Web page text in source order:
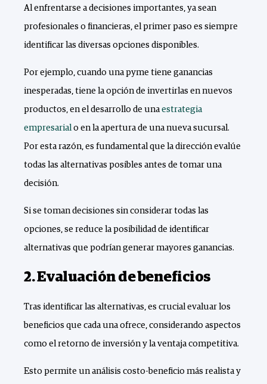
Al enfrentarse a decisiones importantes, ya sean
profesionales o financieras, el primer paso es siempre
identificar las diversas opciones disponibles.
Por ejemplo, cuando una pyme tiene ganancias
inesperadas, tiene la opción de invertirlas en nuevos
productos, en el desarrollo de unaestrategia
empresarialo en la apertura de una nueva sucursal.
Por esta razón, es fundamental que la dirección evalúe
todas las alternativas posibles antes de tomar una
decisión.
Si se toman decisiones sin considerar todas las
opciones, se reduce la posibilidad de identificar
alternativas que podrían generar mayores ganancias.
2. Evaluación de beneficios
Tras identificar las alternativas, es crucial evaluar los
beneficios que cada una ofrece, considerando aspectos
como el retorno de inversión y la ventaja competitiva.
Esto permite un análisis costo-beneficio más realista y